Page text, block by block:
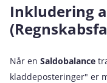
Inkludering
Når en Saldobalance
kladdeposteringer" er